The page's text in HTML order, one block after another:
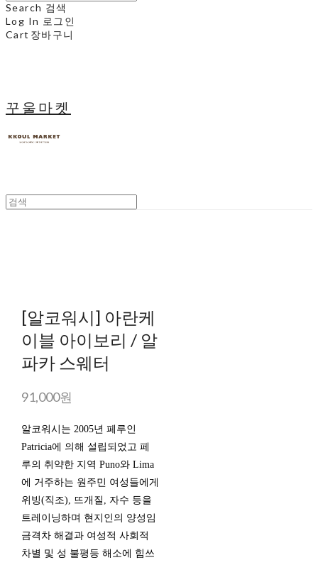
Search 검색
Log In 로그인
Cart 장바구니
꾸울마켓
[알코워시] 아란케
이블 아이보리 / 알
파카 스웨터
91,000원
알코워시는 2005년 페루인
Patricia에 의해 설립되었고 페
루의 취약한 지역 Puno와 Lima
에 거주하는 원주민 여성들에게
위빙(직조), 뜨개질, 자수 등을
트레이닝하며 현지인의 양성임
금격차 해결과 여성적 사회적
차별 및 성 불평등 해소에 힘쓰